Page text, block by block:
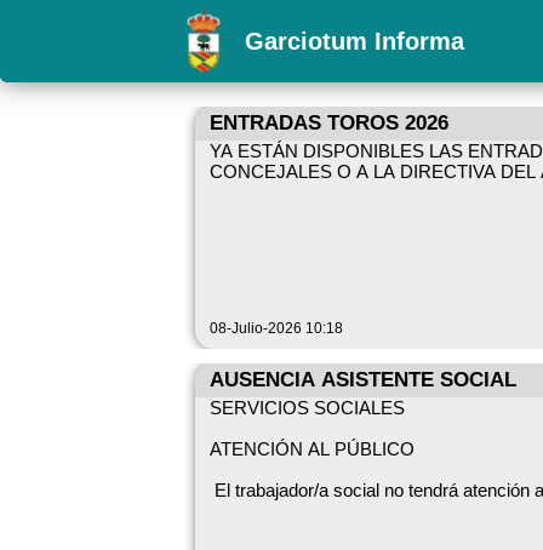
Garciotum Informa
ENTRADAS TOROS 2026
YA ESTÁN DISPONIBLES LAS
CONCEJALES O A LA DIRECTIVA
08-Julio-2026 10:18
AUSENCIA ASISTENTE SOCIAL
SERVICIOS SOCIALES
ATENCIÓN AL PÚBLICO
El trabajador/a social no tendrá atención